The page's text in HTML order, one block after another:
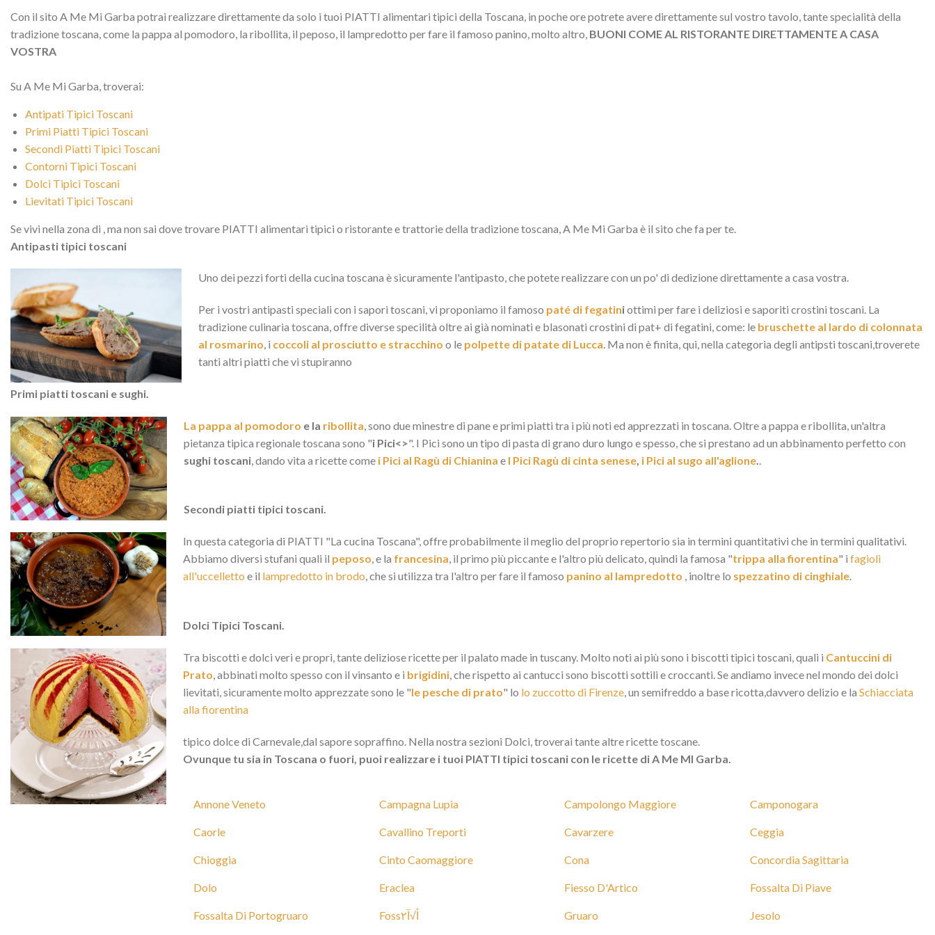
Con il sito A Me Mi Garba potrai realizzare direttamente da solo i tuoi PIATTI alimentari tipici della Toscana, in poche ore potrete avere direttamente sul vostro tavolo, tante specialità della
tradizione toscana, come la pappa al pomodoro, la ribollita, il peposo, il lampredotto per fare il famoso panino, molto altro, BUONI COME AL RISTORANTE DIRETTAMENTE A CASA
VOSTRA
Su A Me Mi Garba, troverai:
Antipati Tipici Toscani
Primi Piatti Tipici Toscani
Secondi Piatti Tipici Toscani
Contorni Tipici Toscani
Dolci Tipici Toscani
Lievitati Tipici Toscani
Se vivi nella zona di , ma non sai dove trovare PIATTI alimentari tipici o ristorante e trattorie della tradizione toscana, A Me Mi Garba è il sito che fa per te.
Antipasti tipici toscani
Uno dei pezzi forti della cucina toscana è sicuramente l'antipasto, che potete realizzare con un po' di dedizione direttamente a casa vostra.
Per i vostri antipasti speciali con i sapori toscani, vi proponiamo il famoso paté di fegatiniottimi per fare i deliziosi e saporiti crostini toscani. La
tradizione culinaria toscana, offre diverse specilità oltre ai già nominati e blasonati crostini di pat+ di fegatini, come: le bruschette al lardo di colonnata
al rosmarino, i coccoli al prosciutto e stracchino o le polpette di patate di Lucca. Ma non è finita, qui, nella categoria degli antipsti toscani,troverete
tanti altri piatti che vi stupiranno
Primi piatti toscani e sughi.
La pappa al pomodoro e la ribollita , sono due minestre di pane e primi piatti tra i più noti ed apprezzati in toscana. Oltre a pappa e ribollita, un'altra
pietanza tipica regionale toscana sono "i Pici<>". I Pici sono un tipo di pasta di grano duro lungo e spesso, che si prestano ad un abbinamento perfetto con
sughi toscani , dando vita a ricette come i Pici al Ragù di Chianina e I Pici Ragù di cinta senese i Pici al sugo all'aglione
Secondi piatti tipici toscani.
In questa categoria di PIATTI "La cucina Toscana", offre probabilmente il meglio del proprio repertorio sia in termini quantitativi che in termini qualitativi.
Abbiamo diversi stufani quali il peposo, e la francesina, il primo più piccante e l'altro più delicato, quindi la famosa "trippa alla fiorentina" i fagioli
all'uccelletto e il lampredotto in brodo, che si utilizza tra l'altro per fare il famoso panino al lampredotto , inoltre lo spezzatino di cinghiale.
Dolci Tipici Toscani.
Tra biscotti e dolci veri e propri, tante deliziose ricette per il palato made in tuscany. Molto noti ai più sono i biscotti tipici toscani, quali i Cantuccini di
Prato, abbinati molto spesso con il vinsanto e i brigidini, che rispetto ai cantucci sono biscotti sottili e croccanti. Se andiamo invece nel mondo dei dolci
lievitati, sicuramente molto apprezzate sono le "le pesche di prato" lo lo zuccotto di Firenze, un semifreddo a base ricotta,davvero delizio e la Schiacciata
alla fiorentina
tipico dolce di Carnevale,dal sapore sopraffino. Nella nostra sezioni Dolci, troverai tante altre ricette toscane.
Ovunque tu sia in Toscana o fuori, puoi realizzare i tuoi PIATTI tipici toscani con le ricette di A Me MI Garba.
Annone Veneto Campagna Lupia Campolongo Maggiore Camponogara
Caorle Cavallino Treporti Cavarzere Ceggia
Chioggia Cinto Caomaggiore Cona Concordia Sagittaria
Dolo Eraclea Fiesso D'Artico Fossalta Di Piave
Fossalta Di Portogruaro Fossﺃ√ﺁ٢ Gruaro Jesolo